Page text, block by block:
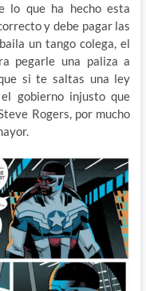
lo que ha hecho esta
y debe pagar las
un tango colega, el
pegarle una paliza a
si te saltas una ley
gobierno injusto que
Rogers, por mucho